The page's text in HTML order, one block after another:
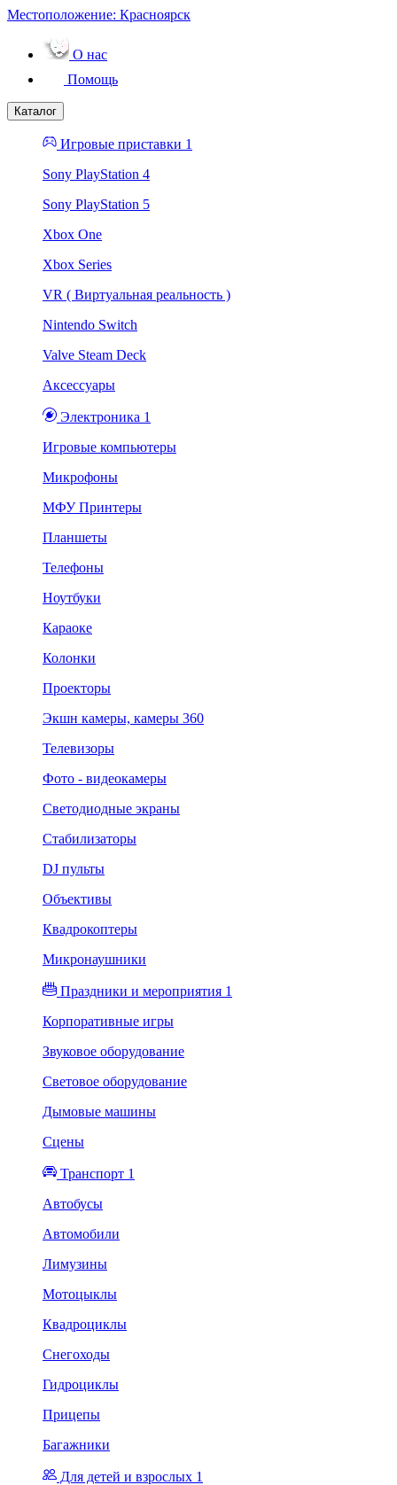
Местоположение: Красноярск
О нас
Помощь
Каталог
Игровые приставки 1
Sony PlayStation 4
Sony PlayStation 5
Xbox One
Xbox Series
VR ( Виртуальная реальность )
Nintendo Switch
Valve Steam Deck
Аксессуары
Электроника 1
Игровые компьютеры
Микрофоны
МФУ Принтеры
Планшеты
Телефоны
Ноутбуки
Караоке
Колонки
Проекторы
Экшн камеры, камеры 360
Телевизоры
Фото - видеокамеры
Светодиодные экраны
Стабилизаторы
DJ пульты
Объективы
Квадрокоптеры
Микронаушники
Праздники и мероприятия 1
Корпоративные игры
Звуковое оборудование
Световое оборудование
Дымовые машины
Сцены
Транспорт 1
Автобусы
Автомобили
Лимузины
Мотоцыклы
Квадроциклы
Снегоходы
Гидроциклы
Прицепы
Багажники
Для детей и взрослых 1